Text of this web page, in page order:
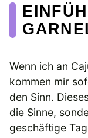
Wenn ich an
kommen mir
den Sinn.
die Sinne,
geschäftige